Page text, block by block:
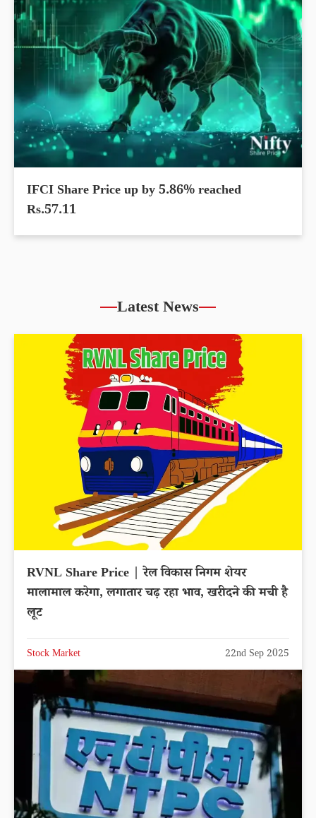
IFCI Share Price up by 5.86% reached
Rs.57.11
Latest News
RVNL Share Price | रेल विकास निगम शेयर
मालामाल करेगा, लगातार चढ़ रहा भाव, खरीदने की मची है
लूट
Stock Market 22nd Sep 2025